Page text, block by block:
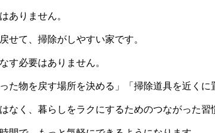
ありません。
せて、掃除がしやすい家です。
す必要はありません。
た物を戻す場所を決める」「掃除道具を近く
なく、暮らしをラクにするためのつながった習